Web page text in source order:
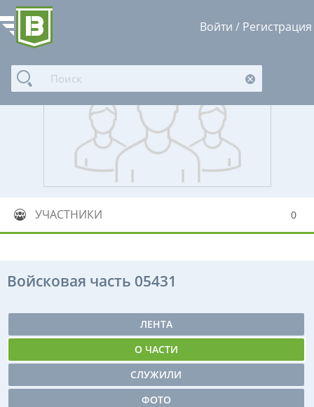
Войти / Регистрация
УЧАСТНИКИ 0
Войсковая часть 05431
ЛЕНТА
О ЧАСТИ
СЛУЖИЛИ
ФОТО